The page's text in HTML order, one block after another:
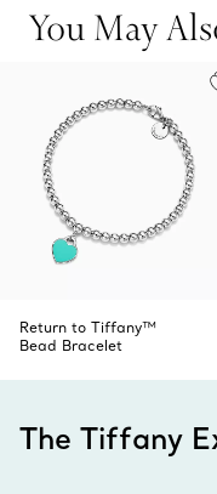
métaux précieux.
You May
Return to Tiffany™
Bead Bracelet
The Tiffany